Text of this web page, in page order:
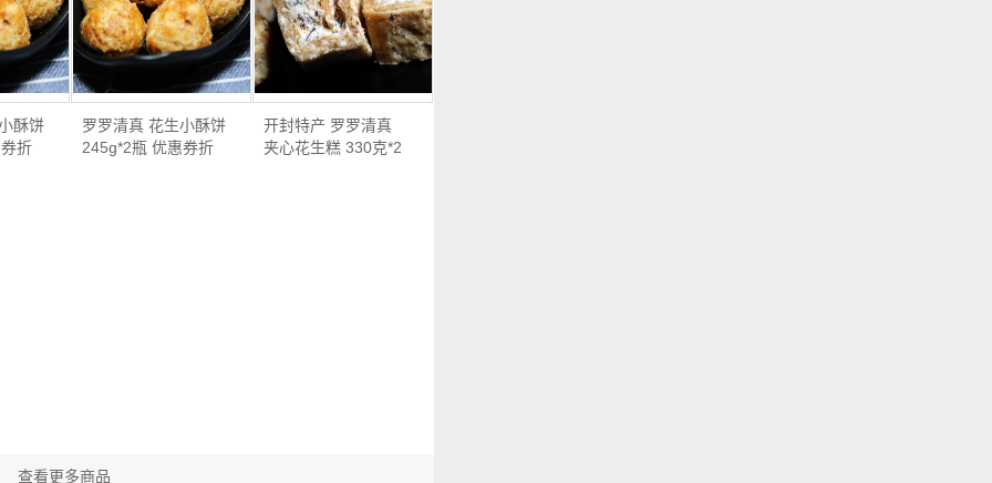
酥饼
折
罗罗清真 花生小酥饼
245g*2瓶 优惠券折
开封特产 罗罗清真
夹心花生糕 330克*2
查看更多商品